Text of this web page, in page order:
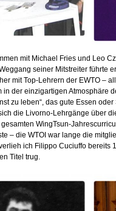
mit Michael Fries und Leo
seiner Mitstreiter führte
mit Top-Lehrern der EWTO –
in der einzigartigen Atmosphäre
zu leben“, das gute Essen
die Livorno-Lehrgänge über
WingTsun-
– die WTOI war lange die
ich Filippo Cuciuffo bereits
Titel trug.